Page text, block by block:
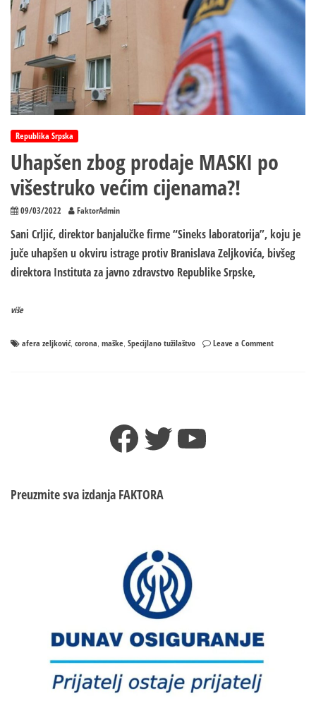
Republika Srpska
Uhapšen zbog prodaje MASKI po
višestruko većim cijenama?!
09/03/2022 FaktorAdmin
Sani Crljić, direktor banjalučke firme “Sineks laboratorija”, koju je
juče uhapšen u okviru istrage protiv Branislava Zeljkovića, bivšeg
direktora Instituta za javno zdravstvo Republike Srpske,
više
afera zeljković, corona, maške, Specijlano tužilaštvo Leave a Commenton
Facebook
TwitterYouTube
Preuzmite sva izdanja FAKTORA